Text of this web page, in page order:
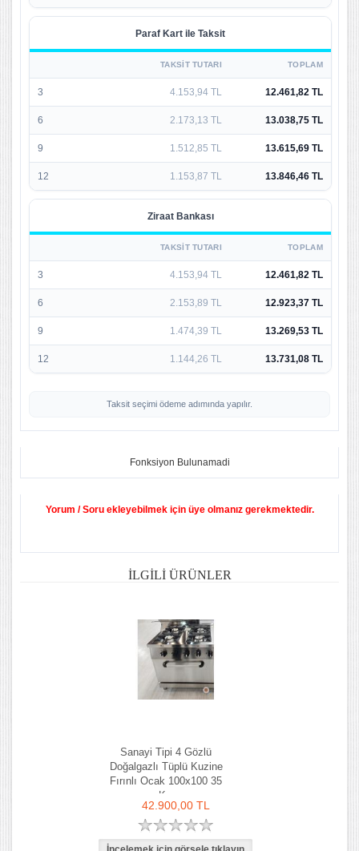
Paraf Kart ile Taksit
TAKSIT TUTARI TOPLAM
3 4.153,94 TL 12.461,82 TL
6 2.173,13 TL 13.038,75 TL
9 1.512,85 TL 13.615,69 TL
12 1.153,87 TL 13.846,46 TL
Ziraat Bankası
TAKSIT TUTARI TOPLAM
3 4.153,94 TL 12.461,82 TL
6 2.153,89 TL 12.923,37 TL
9 1.474,39 TL 13.269,53 TL
12 1.144,26 TL 13.731,08 TL
Taksit seçimi ödeme adımında yapılır.
Fonksiyon Bulunamadi
Yorum / Soru ekleyebilmek için üye olmanız gerekmektedir.
İLGILI ÜRÜNLER
Sanayi Tipi 4 Gözlü
Doğalgazlı Tüplü Kuzine
Fırınlı Ocak 100x100 35
Kw
42.900,00 TL